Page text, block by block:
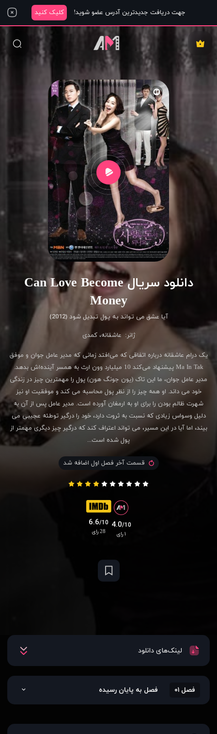
جهت دریافت جدیدترین آدرس عضو شوید! کلیک کنید
دانلود سریال Can Love Become
Money
آیا عشق می تواند به پول تبدیل شود (2012)
ژانر: عاشقانه،کمدی
یک درام عاشقانه درباره اتفاقی که می‌افتد زمانی که مدیر عامل جوان و موفق
Ma In Tak پیشنهاد می‌کند 10 میلیارد وون ارث به همسر آینده‌اش بدهد.
مدیر عامل جوان، ما این تاک (یون جونگ هون) پول را مهمترین چیز در زندگی
خود می داند. او همه چیز را از نظر پول محاسبه می کند و موفقیت او نیز
شهرت ظالم بودن را برای او به ارمغان آورده است. مدیر عامل پس از آن به
دلیل وسواس زیادی که نسبت به ثروت دارد، خود را درگیر توطئه عجیبی می
بیند، اما آیا در این مسیر، می تواند اعتراف کند که درگیر چیز دیگری مهمتر از
پول شده است...
قسمت آخر فصل اول اضافه شد
6.6/10
28 رای
4.0/10
۱ رای
لینک‌های دانلود
فصل ۰۱ فصل به پایان رسیده